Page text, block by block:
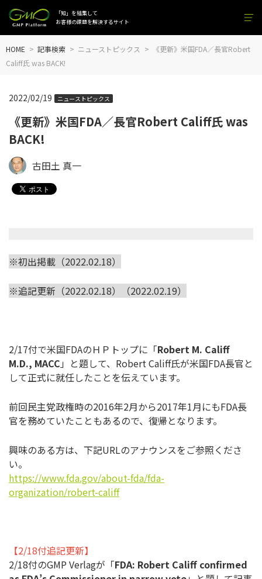
「知」を結集して
お客様の課題を解決するサイト
HOME 記事検索 ニューストピックス
《更新》米国FDA／長官Robert
Califf氏 was BACK!
《更新》米国FDA／長官Robert Califf氏 was
BACK!
2022/02/19 ニューストピックス
古田土 真一
※初出掲載（2022.02.18）
※追記更新（2022.02.18）（2022.02.19）
2/17付で米国FDAのＨＰトップに「Robert M. Califf
M.D., MACC 」と題して、Robert Califf氏が米国FDA長官と
して正式に就任したことを伝えています。
前回民主党政権時の2016年2月から2017年1月にもFDA長
官を務めていたこともあるので、復帰となります。
興味のある方は、下記URLのアナウンスをご参照くださ
い。
https://www.fda.gov/about-fda/fda-
organization/robert-califf
【2/18付追記更新】
2/18付のGMP Verlagが「FDA: Robert Califf confirmed